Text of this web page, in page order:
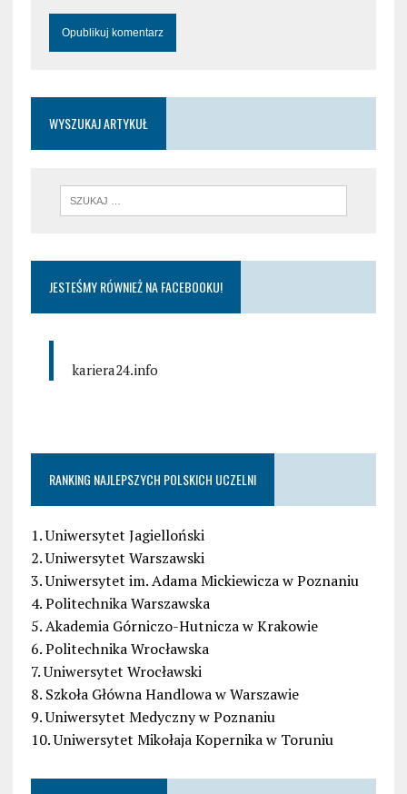
WYSZUKAJ ARTYKUŁ
JESTEŚMY RÓWNIEŻ NA FACEBOOKU!
kariera24.info
RANKING NAJLEPSZYCH POLSKICH UCZELNI
1. Uniwersytet Jagielloński
2. Uniwersytet Warszawski
3. Uniwersytet im. Adama Mickiewicza w Poznaniu
4. Politechnika Warszawska
5. Akademia Górniczo-Hutnicza w Krakowie
6. Politechnika Wrocławska
7. Uniwersytet Wrocławski
8. Szkoła Główna Handlowa w Warszawie
9. Uniwersytet Medyczny w Poznaniu
10. Uniwersytet Mikołaja Kopernika w Toruniu